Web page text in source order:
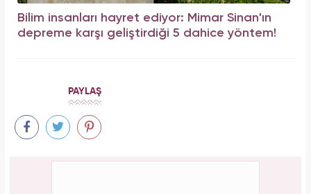
Bilim insanları hayret ediyor: Mimar Sinan'ın
depreme karşı geliştirdiği 5 dahice yöntem!
PAYLAŞ